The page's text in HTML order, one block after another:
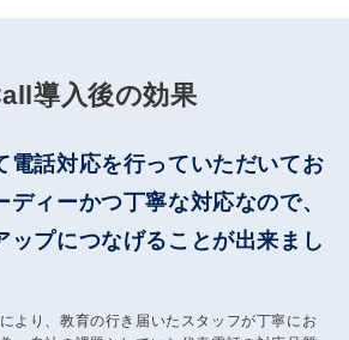
導入後の効果
電話対応を行っていただいてお
ディーかつ丁寧な対応なので、
ップにつなげることが出来まし
より、教育の行き届いたスタッフが丁寧にお